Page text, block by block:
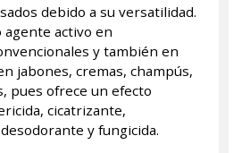
debido a su versatilidad.
agente activo en
y también en
jabones, cremas, champús,
pues ofrece un efecto
cicatrizante,
y fungicida.